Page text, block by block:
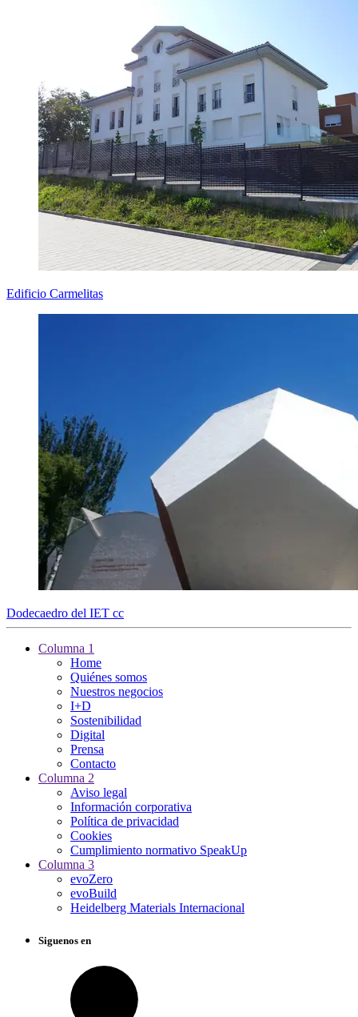
Edificio Carmelitas
Dodecaedro del IET cc
Columna 1
Home
Quiénes somos
Nuestros negocios
I+D
Sostenibilidad
Digital
Prensa
Contacto
Columna 2
Aviso legal
Información corporativa
Política de privacidad
Cookies
Cumplimiento normativo SpeakUp
Columna 3
evoZero
evoBuild
Heidelberg Materials Internacional
Siguenos en